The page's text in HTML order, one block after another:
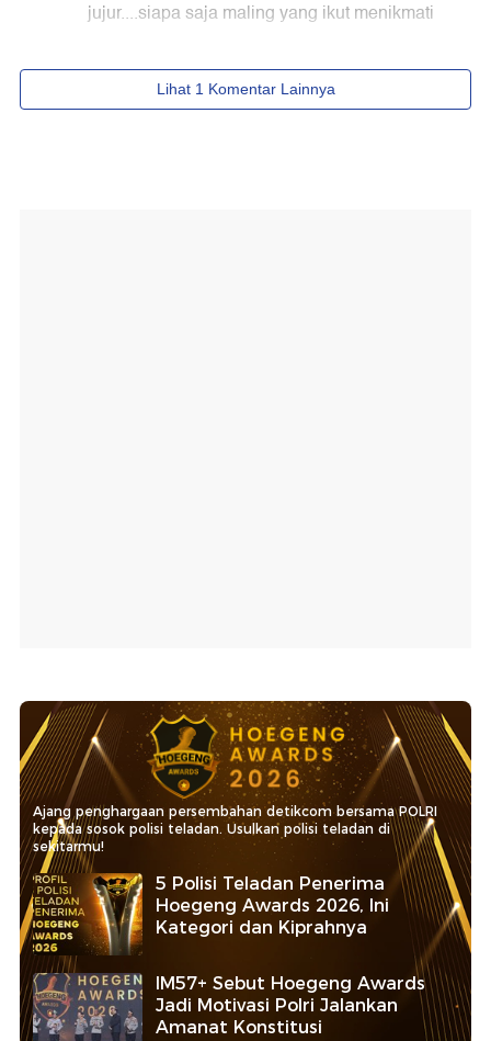
Ajang penghargaan persembahan detikcom bersama POLRI
kepada sosok polisi teladan. Usulkan polisi teladan di
sekitarmu!
5 Polisi Teladan Penerima
Hoegeng Awards 2026, Ini
Kategori dan Kiprahnya
IM57+ Sebut Hoegeng Awards
Jadi Motivasi Polri Jalankan
Amanat Konstitusi